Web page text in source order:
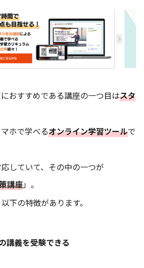
おすすめである講座の一つ目はスタ
ホで学べるオンライン学習ツールで
していて、その中の一つが
講座」。
下の特徴があります。
講義を受験できる